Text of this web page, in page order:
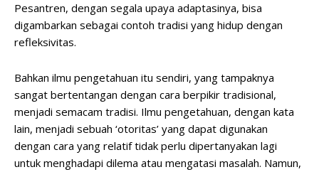
Pesantren, dengan segala upaya adaptasinya, bisa
digambarkan sebagai contoh tradisi yang hidup dengan
refleksivitas.
Bahkan ilmu pengetahuan itu sendiri, yang tampaknya
sangat bertentangan dengan cara berpikir tradisional,
menjadi semacam tradisi. Ilmu pengetahuan, dengan kata
lain, menjadi sebuah ‘otoritas’ yang dapat digunakan
dengan cara yang relatif tidak perlu dipertanyakan lagi
untuk menghadapi dilema atau mengatasi masalah. Namun,